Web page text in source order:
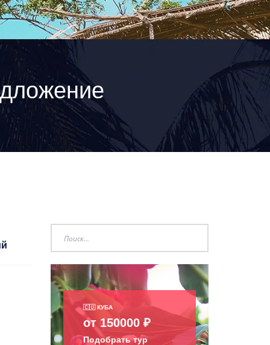
🇨🇺 КУБА
от 150000 ₽
Подобрать тур